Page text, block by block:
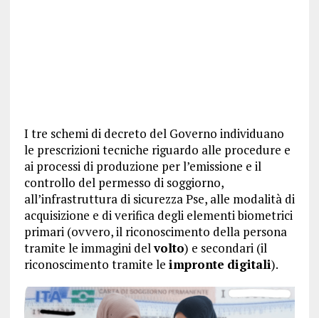
I tre schemi di decreto del Governo individuano
le prescrizioni tecniche riguardo alle procedure e
ai processi di produzione per l’emissione e il
controllo del permesso di soggiorno,
all’infrastruttura di sicurezza Pse, alle modalità di
acquisizione e di verifica degli elementi biometrici
primari (ovvero, il riconoscimento della persona
tramite le immagini delvolto) e secondari (il
riconoscimento tramite le impronte digitali).